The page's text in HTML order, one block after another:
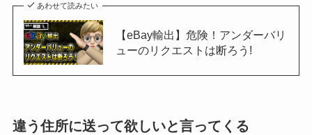
あわせて読みたい
【eBay輸出】危険！アンダーバリ
ューのリクエストは断ろう!
違う住所に送って欲しいと言ってくる